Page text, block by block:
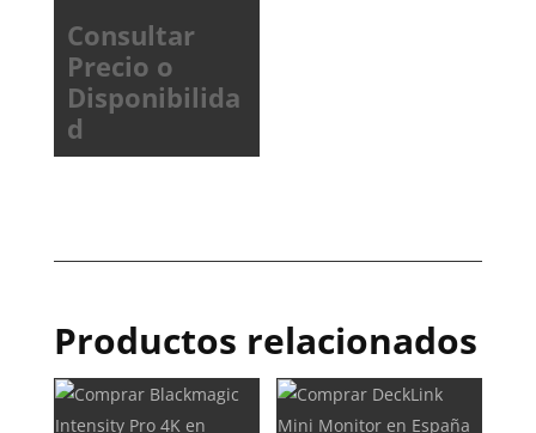
Consultar
Precio o
Disponibilida
d
Productos relacionados